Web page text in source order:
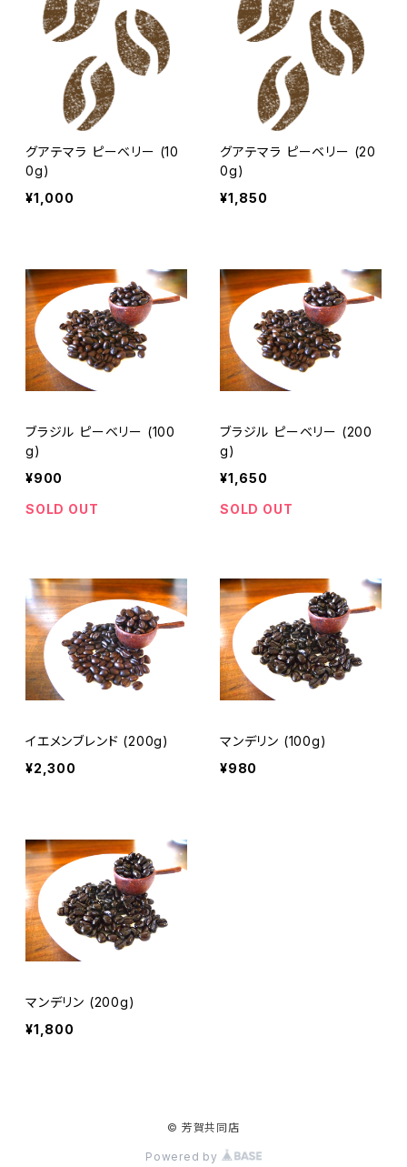
グアテマラ ピーベリー (10
0g)
¥1,000
グアテマラ ピーベリー (20
0g)
¥1,850
ブラジル ピーベリー (100
g)
¥900
SOLD OUT
ブラジル ピーベリー (200
g)
¥1,650
SOLD OUT
イエメンブレンド (200g)
¥2,300
マンデリン (100g)
¥980
マンデリン (200g)
¥1,800
© 芳賀共同店
Powered by